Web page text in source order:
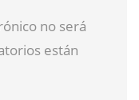
no será
están